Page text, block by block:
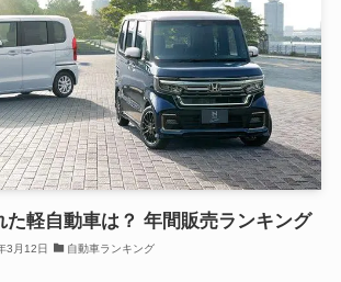
た軽自動車は？ 年間販売ランキング
3月12日 自動車ランキング